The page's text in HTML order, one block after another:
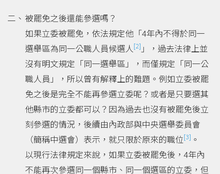
被罷免之後還能參選嗎？
如果立委被罷免，依法規定他「4年內不得於同一
選舉區為同一公職人員候選人 [2] 」，過去法律上並
沒有明文規定「同一選舉區」，而僅規定「同一公
職人員」，所以曾有解釋上的難題。例如立委被罷
免之後是完全不能再參選立委呢？或者是只要選其
他縣市的立委都可以？因為過去也沒有被罷免後立
刻參選的情況，後續由內政部與中央選舉委員會
（簡稱中選會）表示，就只限於原來的職位[3] 。
以現行法律規定來說，如果立委被罷免後，4年內
不能再次參選同一個縣市、同一個選區的立委，但